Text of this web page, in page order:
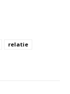
relatie